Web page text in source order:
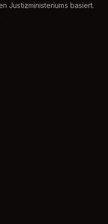
Justizministeriums basiert.